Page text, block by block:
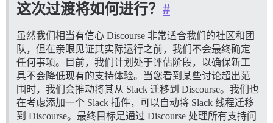
这次过渡将如何进行？ #
虽然我们相当有信心 Discourse 非常适合我们的社区和团
队，但在亲眼见证其实际运行之前，我们不会最终确定
任何事项。目前，我们计划处于评估阶段，以确保新工
具不会降低现有的支持体验。当您看到某些讨论超出范
围时，我们会推动将其从 Slack 迁移到 Discourse。我们也
在考虑添加一个 Slack 插件，可以自动将 Slack 线程迁移
到 Discourse。最终目标是通过 Discourse 处理所有支持问